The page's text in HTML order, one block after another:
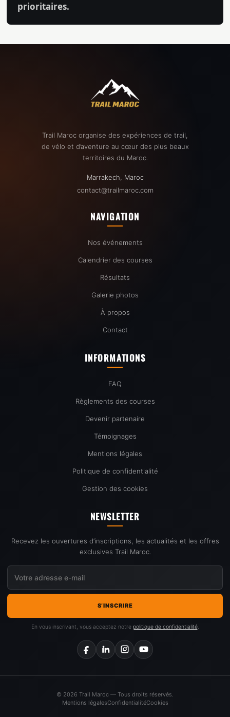
prioritaires.
Trail Maroc organise des expériences de trail,
de vélo et d’aventure au cœur des plus beaux
territoires du Maroc.
Marrakech, Maroc
contact@trailmaroc.com
NAVIGATION
Nos événements
Calendrier des courses
Résultats
Galerie photos
À propos
Contact
INFORMATIONS
FAQ
Règlements des courses
Devenir partenaire
Témoignages
Mentions légales
Politique de confidentialité
Gestion des cookies
NEWSLETTER
Recevez les ouvertures d’inscriptions, les actualités et les offres
exclusives Trail Maroc.
S’INSCRIRE
En vous inscrivant, vous acceptez notre politique de confidentialité.
© 2026 Trail Maroc — Tous droits réservés.
Mentions légalesConfidentialitéCookies